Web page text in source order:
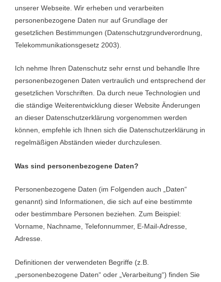
unserer Webseite. Wir erheben und verarbeiten
personenbezogene Daten nur auf Grundlage der
gesetzlichen Bestimmungen (Datenschutzgrundverordnung,
Telekommunikationsgesetz 2003).
Ich nehme Ihren Datenschutz sehr ernst und behandle Ihre
personenbezogenen Daten vertraulich und entsprechend der
gesetzlichen Vorschriften. Da durch neue Technologien und
die ständige Weiterentwicklung dieser Website Änderungen
an dieser Datenschutzerklärung vorgenommen werden
können, empfehle ich Ihnen sich die Datenschutzerklärung in
regelmäßigen Abständen wieder durchzulesen.
Was sind personenbezogene Daten?
Personenbezogene Daten (im Folgenden auch „Daten“
genannt) sind Informationen, die sich auf eine bestimmte
oder bestimmbare Personen beziehen. Zum Beispiel:
Vorname, Nachname, Telefonnummer, E-Mail-Adresse,
Adresse.
Definitionen der verwendeten Begriffe (z.B.
„personenbezogene Daten“ oder „Verarbeitung“) finden Sie